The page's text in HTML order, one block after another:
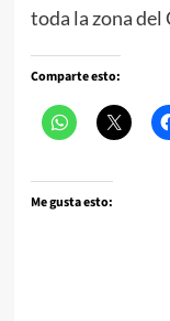
toda la zona del
Comparte esto:
Me gusta esto: